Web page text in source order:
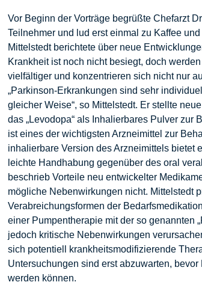
Vor Beginn der Vorträge begrüßte Chefarzt
Teilnehmer und lud erst einmal zu Kaffee
Mittelstedt berichtete über neue
Krankheit ist noch nicht besiegt, doch
vielfältiger und konzentrieren sich nicht nur
„Parkinson-Erkrankungen sind sehr
gleicher Weise“, so Mittelstedt. Er stellte
das „Levodopa“ als Inhalierbares Pulver zur
ist eines der wichtigsten Arzneimittel zur
inhalierbare Version des Arzneimittels bietet
leichte Handhabung gegenüber des oral
beschrieb Vorteile neu entwickelter
mögliche Nebenwirkungen nicht. Mittelstedt
Verabreichungsformen der
einer Pumpentherapie mit der so genannten
jedoch kritische Nebenwirkungen
sich potentiell krankheitsmodifizierende
Untersuchungen sind erst abzuwarten,
werden können.